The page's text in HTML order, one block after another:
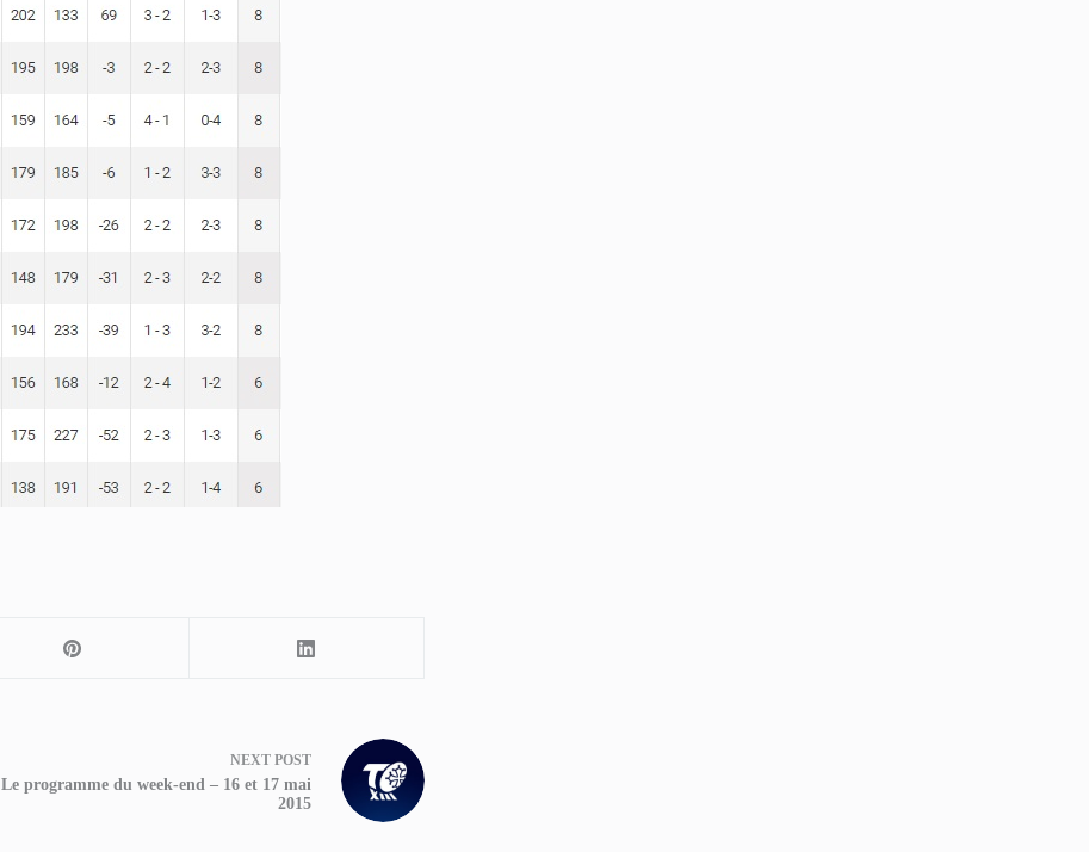
NEXT POST
Le programme du week-end – 16 et 17 mai
2015